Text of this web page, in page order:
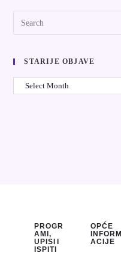
STARIJE OBJAVE
PROGR
AMI,
UPISI I
ISPITI
OPĆE
INFORM
ACIJE